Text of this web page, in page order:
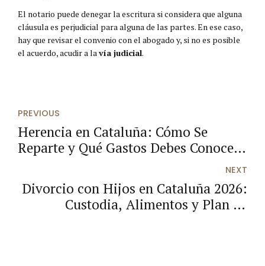
El notario puede denegar la escritura si considera que alguna
cláusula es perjudicial para alguna de las partes. En ese caso,
hay que revisar el convenio con el abogado y, si no es posible
el acuerdo, acudir a la vía judicial.
PREVIOUS
Herencia en Cataluña: Cómo Se
Reparte y Qué Gastos Debes Conocer
NEXT
Divorcio con Hijos en Cataluña 2026:
Custodia, Alimentos y Plan de